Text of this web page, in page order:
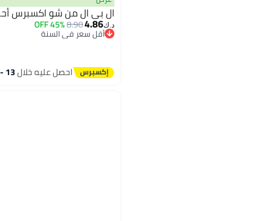
ال بي ال من شو اكسبرس
د.ك‏4.86
8.90
45% OFF
أقل سعر في السنة
أقل سعر في السنة
احصل عليه خلال13 - 14 اغسطس